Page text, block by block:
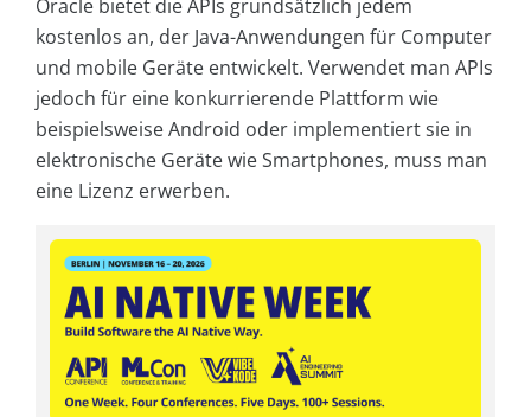
Oracle bietet die APIs grundsätzlich jedem
kostenlos an, der Java-Anwendungen für Computer
und mobile Geräte entwickelt. Verwendet man APIs
jedoch für eine konkurrierende Plattform wie
beispielsweise Android oder implementiert sie in
elektronische Geräte wie Smartphones, muss man
eine Lizenz erwerben.